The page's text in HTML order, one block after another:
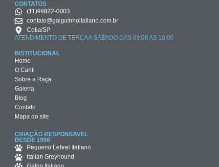
CONTATOS
(11)99822-0003
contato@galguinhoitaliano.com.br
Cotia/SP
ATENDIMENTO DE TERÇA A SÁBADO DAS 09:00 AS 16:00
INSTITUCIONAL
Home
O Canil
Sobre a Raça
Galeria
Blog
Contato
Mapa do site
CRIAÇÃO RESPONSAVEL
DESDE 1996
Pequeno Lebrel Italiano
Italian Greyhound